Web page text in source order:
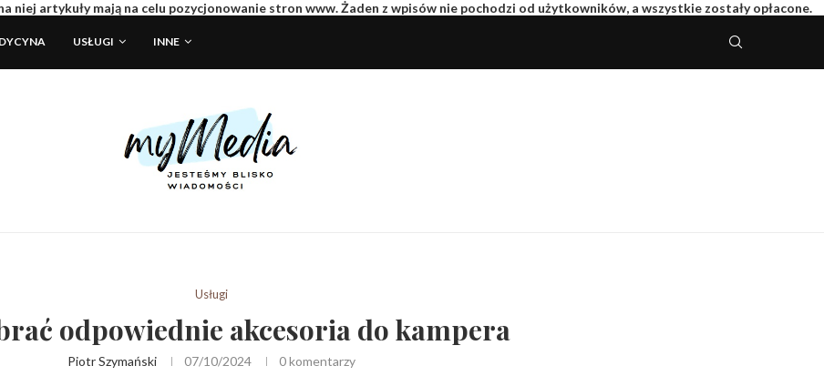
niej artykuły mają na celu pozycjonowanie stron www. Żaden z wpisów nie pochodzi od użytkowników, a wszystkie zostały opłacone.
USŁUGI INNE
Usługi
odpowiednie akcesoria do kampera
Piotr Szymański 07/10/2024 0 komentarzy